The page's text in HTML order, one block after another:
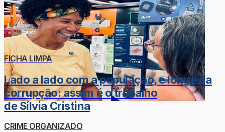
FICHA LIMPA
Lado a lado com a população, e longe da
corrupção: assim é o trabalho
de Sílvia Cristina
CRIME ORGANIZADO